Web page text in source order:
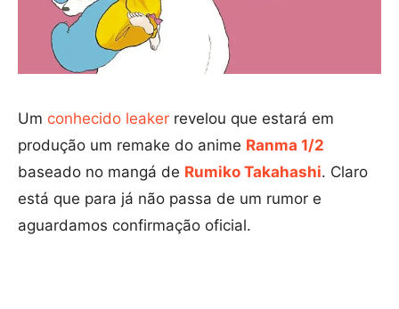
Um conhecido leaker revelou que estará em
produção um remake do anime Ranma 1/2
baseado no mangá de Rumiko Takahashi. Claro
está que para já não passa de um rumor e
aguardamos confirmação oficial.